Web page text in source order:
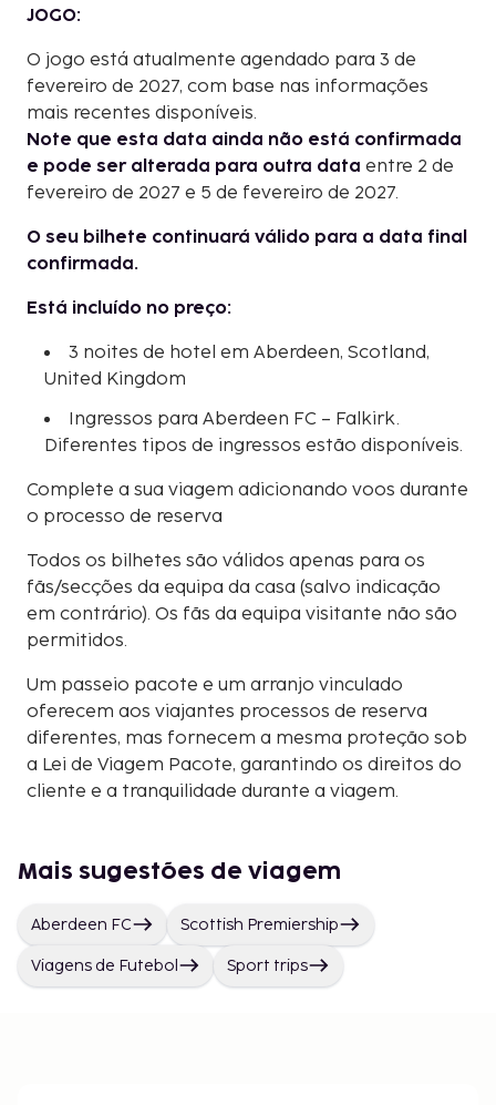
JOGO:
O jogo está atualmente agendado para 3 de
fevereiro de 2027, com base nas informações
mais recentes disponíveis.
Note que esta data ainda não está confirmada
e pode ser alterada para outra data entre 2 de
fevereiro de 2027 e 5 de fevereiro de 2027.
O seu bilhete continuará válido para a data final
confirmada.
Está incluído no preço:
3 noites de hotel em Aberdeen, Scotland,
United Kingdom
Ingressos para Aberdeen FC – Falkirk.
Diferentes tipos de ingressos estão disponíveis.
Complete a sua viagem adicionando voos durante
o processo de reserva
Todos os bilhetes são válidos apenas para os
fãs/secções da equipa da casa (salvo indicação
em contrário). Os fãs da equipa visitante não são
permitidos.
Um passeio pacote e um arranjo vinculado
oferecem aos viajantes processos de reserva
diferentes, mas fornecem a mesma proteção sob
a Lei de Viagem Pacote, garantindo os direitos do
cliente e a tranquilidade durante a viagem.
Mais sugestões de viagem
Aberdeen FC Scottish Premiership
Viagens de Futebol Sport trips